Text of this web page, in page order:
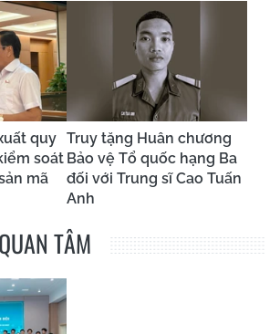
quy
soát
mã
Truy tặng Huân chương
Bảo vệ Tổ quốc hạng Ba
đối với Trung sĩ Cao Tuấn
Anh
TÂM